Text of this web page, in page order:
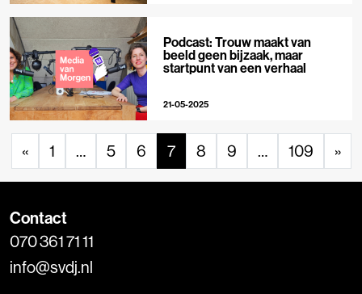
Podcast: Trouw maakt van
beeld geen bijzaak, maar
startpunt van een verhaal
21-05-2025
« 1 … 5 6 7 8 9 … 109 »
Contact
070 361 71 11
info@svdj.nl